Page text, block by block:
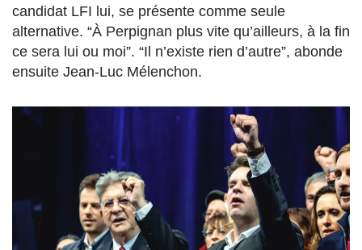
candidat LFI lui, se présente comme seule
alternative. “À Perpignan plus vite qu’ailleurs, à la fin
ce sera lui ou moi”. “Il n’existe rien d’autre”, abonde
ensuite Jean-Luc Mélenchon.